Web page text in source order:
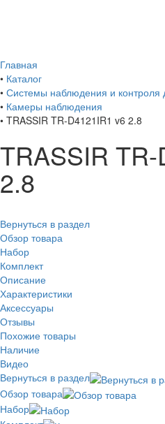
Главная
• Каталог
• Системы наблюдения и контроля
• Камеры наблюдения
• TRASSIR TR-D4121IR1 v6 2.8
TRASSIR
2.8
Вернуться в раздел
Обзор товара
Набор
Комплект
Описание
Характеристики
Аксессуары
Отзывы
Похожие товары
Наличие
Видео
Вернуться в раздел
Обзор товара
Набор